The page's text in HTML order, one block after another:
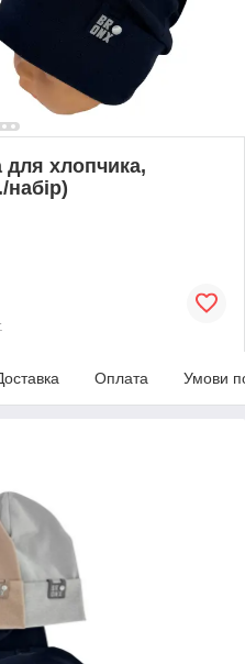
хлопчика,
набір)
Оплата Умови